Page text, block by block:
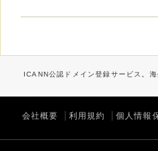
ICANN公認ドメイン登録サービス。
会社概要 利用規約 個人情報